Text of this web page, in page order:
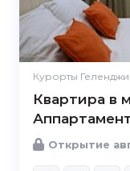
Курорты
Квартира в
Открытие